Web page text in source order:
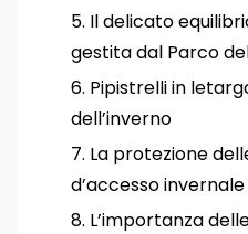
Il delicato
gestita dal Parco
Pipistrelli in
dell’inverno
La protezione
d’accesso invernale
L’importanza